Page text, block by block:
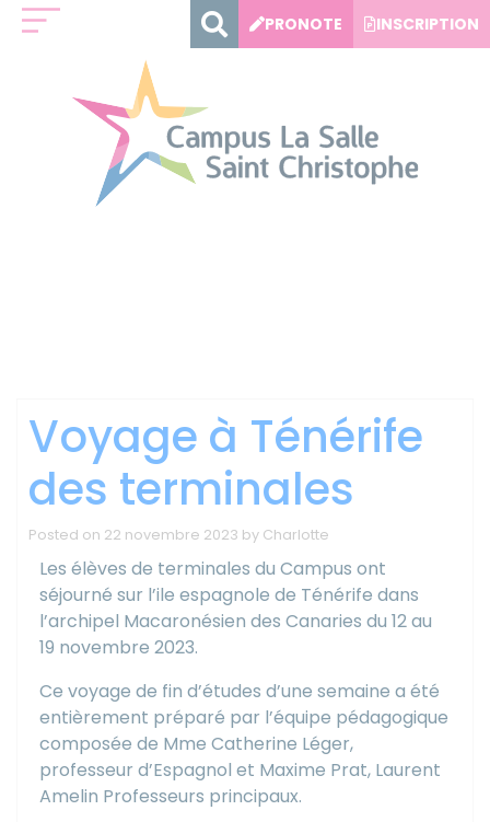
PRONOTE INSCRIPTION
Voyage à Ténérife
des terminales
Posted on 22 novembre 2023 by Charlotte
Les élèves de terminales du Campus ont
séjourné sur l’ile espagnole de Ténérife dans
l’archipel Macaronésien des Canaries du 12 au
19 novembre 2023.
Ce voyage de fin d’études d’une semaine a été
entièrement préparé par l’équipe pédagogique
composée de Mme Catherine Léger,
professeur d’Espagnol et Maxime Prat, Laurent
Amelin Professeurs principaux.
Panneau de gestion des cookies